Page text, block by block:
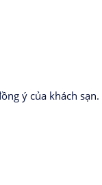
ý của khách sạn.